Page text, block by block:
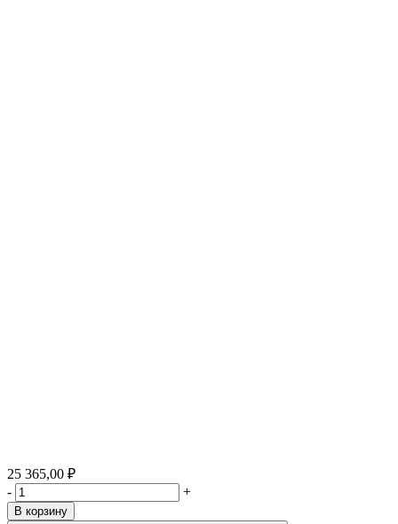
25 365,00 ₽
-
+
В корзину